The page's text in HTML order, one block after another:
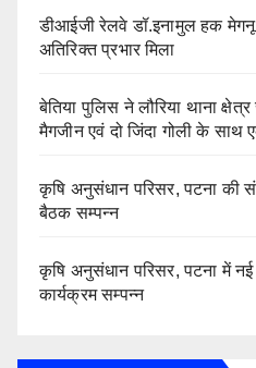
डीआईजी रेलवे डॉ.इनामुल हक मेगनू
अतिरिक्त प्रभार मिला
बेतिया पुलिस ने लौरिया थाना
मैगजीन एवं दो जिंदा गोली के साथ
कृषि अनुसंधान परिसर, पटना की
बैठक सम्पन्न
कृषि अनुसंधान परिसर, पटना में
कार्यक्रम सम्पन्न